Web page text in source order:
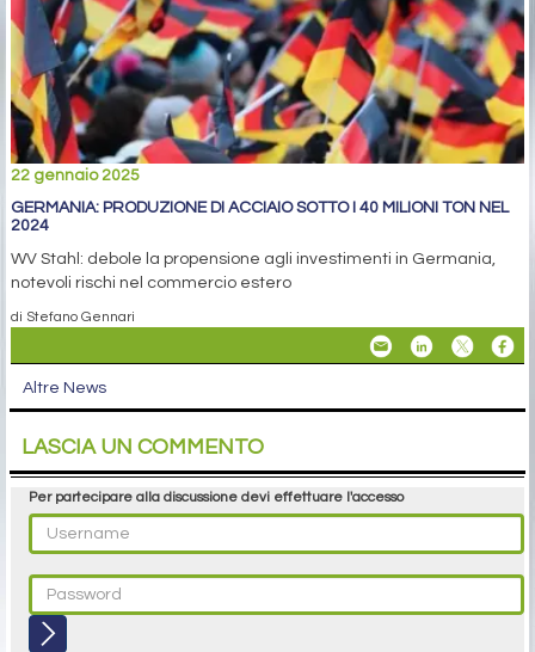
22 gennaio 2025
GERMANIA: PRODUZIONE DI ACCIAIO SOTTO I 40 MILIONI TON NEL
2024
WV Stahl: debole la propensione agli investimenti in Germania,
notevoli rischi nel commercio estero
di Stefano Gennari
Altre News
LASCIA UN COMMENTO
Per partecipare alla discussione devi effettuare l'accesso